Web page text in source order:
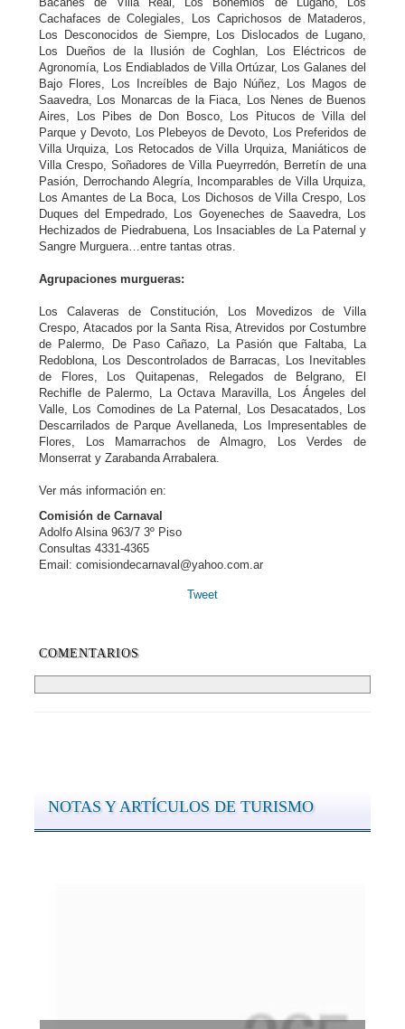
Cachafaces de Colegiales, Los Caprichosos de Mataderos,
Los Desconocidos de Siempre, Los Dislocados de Lugano,
Los Dueños de la Ilusión de Coghlan, Los Eléctricos de
Agronomía, Los Endiablados de Villa Ortúzar, Los Galanes del
Bajo Flores, Los Increíbles de Bajo Núñez, Los Magos de
Saavedra, Los Monarcas de la Fiaca, Los Nenes de Buenos
Aires, Los Pibes de Don Bosco, Los Pitucos de Villa del
Parque y Devoto, Los Plebeyos de Devoto, Los Preferidos de
Villa Urquiza, Los Retocados de Villa Urquiza, Maniáticos de
Villa Crespo, Soñadores de Villa Pueyrredón, Berretín de una
Pasión, Derrochando Alegría, Incomparables de Villa Urquiza,
Los Amantes de La Boca, Los Dichosos de Villa Crespo, Los
Duques del Empedrado, Los Goyeneches de Saavedra, Los
Hechizados de Piedrabuena, Los Insaciables de La Paternal y
Sangre Murguera…entre tantas otras.
Agrupaciones murgueras:
Los Calaveras de Constitución, Los Movedizos de Villa
Crespo, Atacados por la Santa Risa, Atrevidos por Costumbre
de Palermo, De Paso Cañazo, La Pasión que Faltaba, La
Redoblona, Los Descontrolados de Barracas, Los Inevitables
de Flores, Los Quitapenas, Relegados de Belgrano, El
Rechifle de Palermo, La Octava Maravilla, Los Ángeles del
Valle, Los Comodines de La Paternal, Los Desacatados, Los
Descarrilados de Parque Avellaneda, Los Impresentables de
Flores, Los Mamarrachos de Almagro, Los Verdes de
Monserrat y Zarabanda Arrabalera.
Ver más información en:
Comisión de Carnaval
Adolfo Alsina 963/7 3º Piso
Consultas 4331-4365
Email: comisiondecarnaval@yahoo.com.ar
Tweet
COMENTARIOS
NOTAS Y ARTÍCULOS DE TURISMO